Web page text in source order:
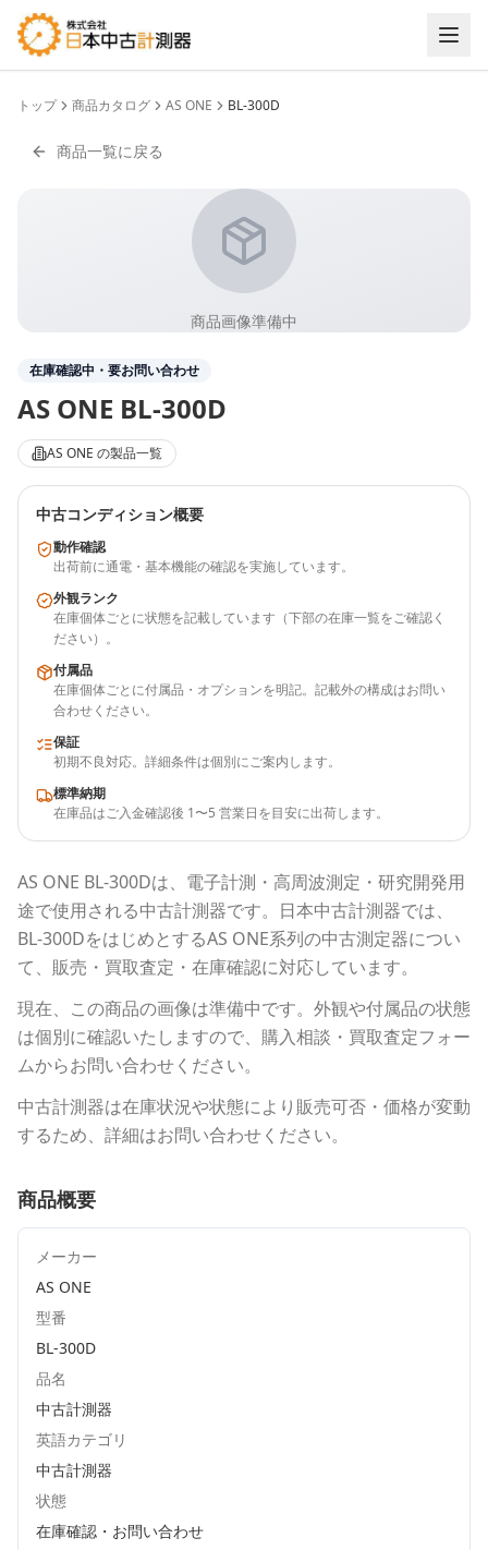
トップ 商品カタログ AS ONE BL-300D
商品一覧に戻る
商品画像準備中
在庫確認中・要お問い合わせ
AS ONE BL-300D
AS ONE の製品一覧
中古コンディション概要
動作確認
出荷前に通電・基本機能の確認を実施しています。
外観ランク
在庫個体ごとに状態を記載しています（下部の在庫一覧をご確認く
ださい）。
付属品
在庫個体ごとに付属品・オプションを明記。記載外の構成はお問い
合わせください。
保証
初期不良対応。詳細条件は個別にご案内します。
標準納期
在庫品はご入金確認後 1〜5 営業日を目安に出荷します。
AS ONE BL-300Dは、電子計測・高周波測定・研究開発用
途で使用される中古計測器です。 日本中古計測器では、
BL-300DをはじめとするAS ONE系列の中古測定器につい
て、販売・買取査定・在庫確認に対応しています。
現在、この商品の画像は準備中です。外観や付属品の状態
は個別に確認いたしますので、購入相談・買取査定フォー
ムからお問い合わせください。
中古計測器は在庫状況や状態により販売可否・価格が変動
するため、詳細はお問い合わせください。
商品概要
メーカー
AS ONE
型番
BL-300D
品名
中古計測器
英語カテゴリ
中古計測器
状態
在庫確認・お問い合わせ